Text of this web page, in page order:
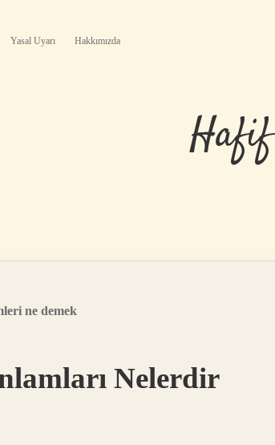
Yasal Uyarı Hakkımızda
Hafif
ne demek
Nelerdir